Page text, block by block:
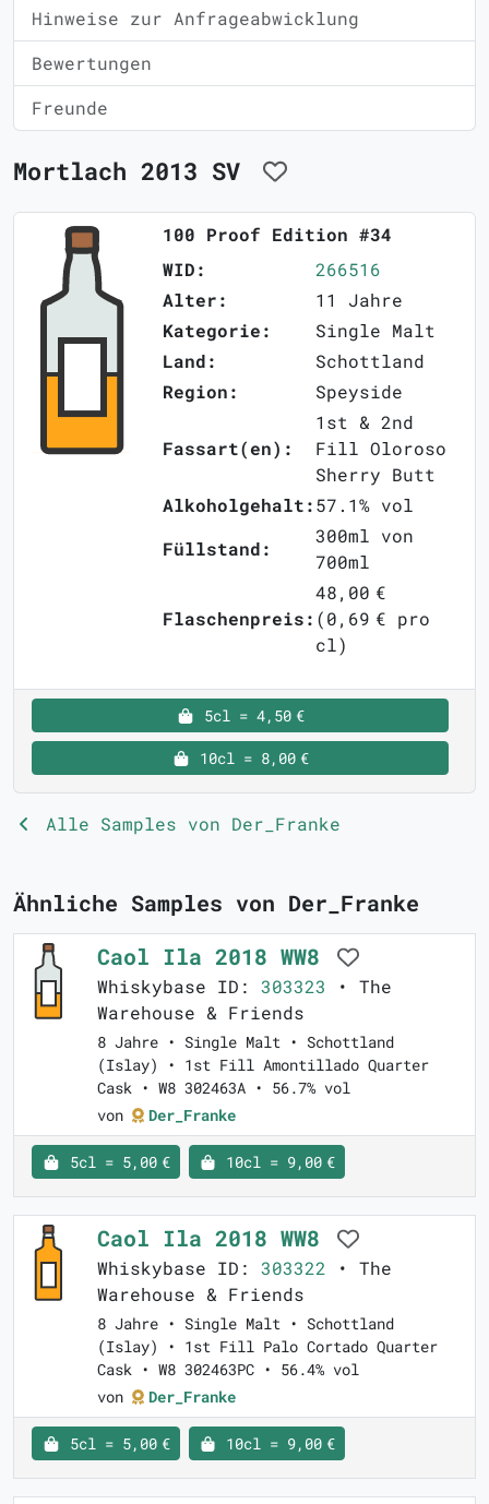
Hinweise zur Anfrageabwicklung
Bewertungen
Freunde
Mortlach 2013 SV
100 Proof Edition #34
WID:
266516
Alter:
11 Jahre
Kategorie:
Single Malt
Land:
Schottland
Region:
Speyside
Fassart(en):
1st & 2nd
Fill Oloroso
Sherry Butt
Alkoholgehalt:57.1% vol
Füllstand:
300ml von
700ml
Flaschenpreis:
48,00 €
(0,69 € pro
cl)
5cl = 4,50 €
10cl = 8,00 €
Alle Samples von Der_Franke
Ähnliche Samples von Der_Franke
Caol Ila 2018 WW8
Whiskybase ID: 303323 • The
Warehouse & Friends
8 Jahre • Single Malt • Schottland
(Islay) • 1st Fill Amontillado Quarter
Cask • W8 302463A • 56.7% vol
von
Der_Franke
5cl = 5,00 € 10cl = 9,00 €
Caol Ila 2018 WW8
Whiskybase ID: 303322 • The
Warehouse & Friends
8 Jahre • Single Malt • Schottland
(Islay) • 1st Fill Palo Cortado Quarter
Cask • W8 302463PC • 56.4% vol
von
Der_Franke
5cl = 5,00 € 10cl = 9,00 €